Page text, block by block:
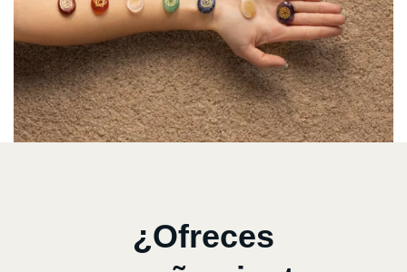
¿Ofreces